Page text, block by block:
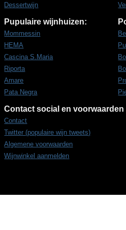
Dessertwijn
Pupulaire wijnhuizen:
Mommessin
HEMA
Cascina S.Maria
Riporta
Amare
Pata Negra
Contact social en voorwaarden
Contact
Twitter (populaire wijn tweets)
Algemene voorwaarden
Wijnwinkel aanmelden